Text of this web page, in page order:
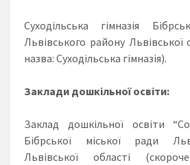
Суходільська гімназія
Львівського району Львівської
назва: Суходільська гімназія).
Заклади дошкільної освіти:
Заклад дошкільної освіти
Бібрської міської ради
Львівської області